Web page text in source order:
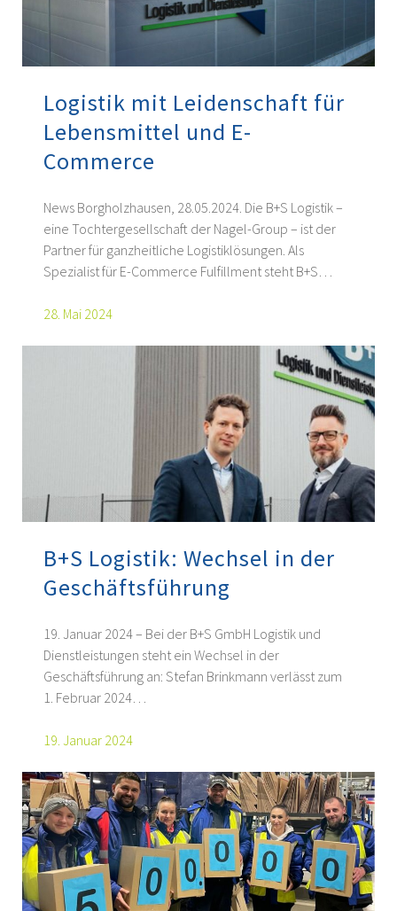
Logistik mit Leidenschaft für
Lebensmittel und E-
Commerce
News Borgholzhausen, 28.05.2024. Die B+S Logistik –
eine Tochtergesellschaft der Nagel-Group – ist der
Partner für ganzheitliche Logistiklösungen. Als
Spezialist für E-Commerce Fulfillment steht B+S…
28. Mai 2024
B+S Logistik: Wechsel in der
Geschäftsführung
19. Januar 2024 – Bei der B+S GmbH Logistik und
Dienstleistungen steht ein Wechsel in der
Geschäftsführung an: Stefan Brinkmann verlässt zum
1. Februar 2024…
19. Januar 2024